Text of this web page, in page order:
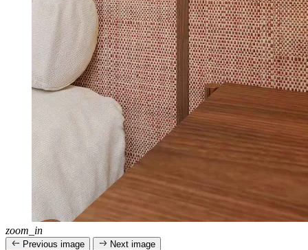
zoom_in
Previous image Next image